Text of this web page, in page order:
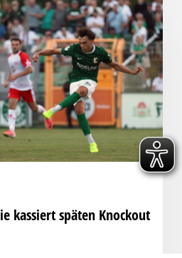
kassiert späten Knockout